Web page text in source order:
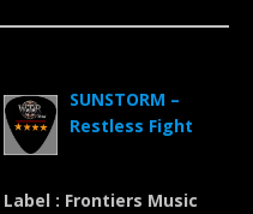
SUNSTORM –
Restless Fight
Label : Frontiers Music